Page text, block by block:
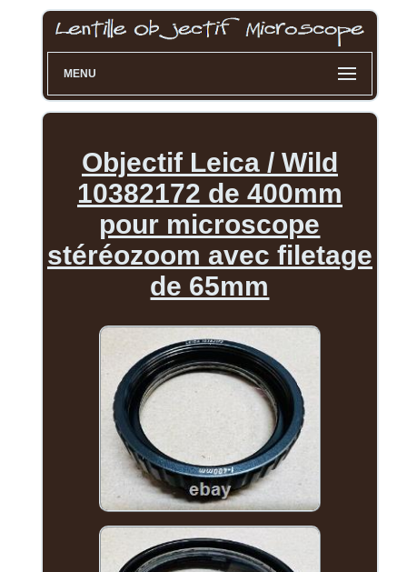
MENU
Objectif Leica / Wild
10382172 de 400mm
pour microscope
stéréozoom avec filetage
de 65mm